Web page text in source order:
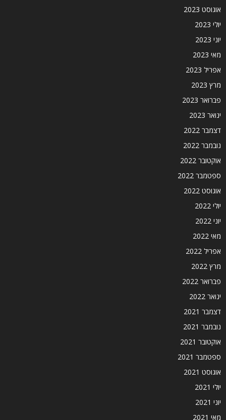
אוגוסט 2023
יולי 2023
יוני 2023
מאי 2023
אפריל 2023
מרץ 2023
פברואר 2023
ינואר 2023
דצמבר 2022
נובמבר 2022
אוקטובר 2022
ספטמבר 2022
אוגוסט 2022
יולי 2022
יוני 2022
מאי 2022
אפריל 2022
מרץ 2022
פברואר 2022
ינואר 2022
דצמבר 2021
נובמבר 2021
אוקטובר 2021
ספטמבר 2021
אוגוסט 2021
יולי 2021
יוני 2021
מאי 2021